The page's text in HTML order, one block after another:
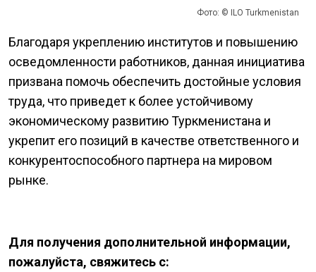
Фото: © ILO Turkmenistan
Благодаря укреплению институтов и повышению
осведомленности работников, данная инициатива
призвана помочь обеспечить достойные условия
труда, что приведет к более устойчивому
экономическому развитию Туркменистана и
укрепит его позиций в качестве ответственного и
конкурентоспособного партнера на мировом
рынке.
Для получения дополнительной информации,
пожалуйста, свяжитесь с: